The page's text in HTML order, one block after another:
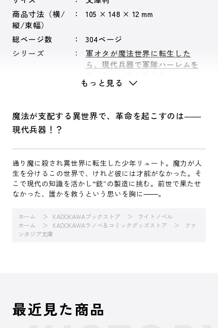
商品寸法（横/
縦/束幅）
105 × 148 × 12 mm
総ページ数
304ページ
シリーズ
軍オタが魔法世界に転生した
ら、現代兵器で軍隊ハーレムを
もっと見る
魔法が支配する異世界で、革命を起こすのは――
現代兵器！？
通り魔に殺され異世界に転生した少年リュート。魔力が人
生を分けるこの世界で、けれど彼には才能がなかった。そ
こで現代の知識を活かし“銃”の製造に挑む。前世で果たせ
なかった、誰かを救うという思いを胸に――。
ホーム KADOKAWAブックストア
ライトノベル
ホーム
KADOKAWAラノベ＆コミックグッズストア
ファ
ンタジア文庫
最近見た商品